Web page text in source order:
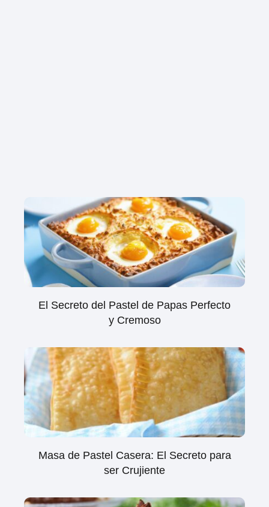
El Secreto del Pastel de Papas Perfecto
y Cremoso
Masa de Pastel Casera: El Secreto para
ser Crujiente